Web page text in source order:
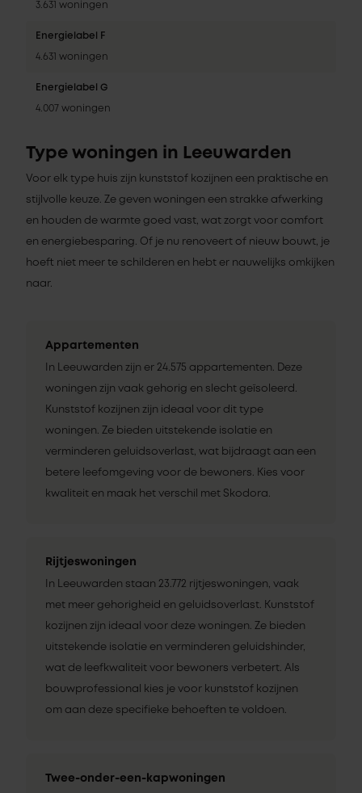
3.631 woningen
Energielabel F
4.631 woningen
Energielabel G
4.007 woningen
Type woningen in Leeuwarden
Voor elk type huis zijn kunststof kozijnen een praktische en
stijlvolle keuze. Ze geven woningen een strakke afwerking
en houden de warmte goed vast, wat zorgt voor comfort
en energiebesparing. Of je nu renoveert of nieuw bouwt, je
hoeft niet meer te schilderen en hebt er nauwelijks omkijken
naar.
Appartementen
In Leeuwarden zijn er 24.575 appartementen. Deze
woningen zijn vaak gehorig en slecht geïsoleerd.
Kunststof kozijnen zijn ideaal voor dit type
woningen. Ze bieden uitstekende isolatie en
verminderen geluidsoverlast, wat bijdraagt aan een
betere leefomgeving voor de bewoners. Kies voor
kwaliteit en maak het verschil met Skodora.
Rijtjeswoningen
In Leeuwarden staan 23.772 rijtjeswoningen, vaak
met meer gehorigheid en geluidsoverlast. Kunststof
kozijnen zijn ideaal voor deze woningen. Ze bieden
uitstekende isolatie en verminderen geluidshinder,
wat de leefkwaliteit voor bewoners verbetert. Als
bouwprofessional kies je voor kunststof kozijnen
om aan deze specifieke behoeften te voldoen.
Twee-onder-een-kapwoningen